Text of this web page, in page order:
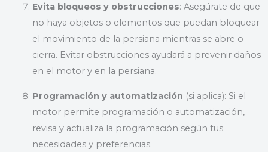
Evita bloqueos y obstrucciones: Asegúrate de que
no haya objetos o elementos que puedan bloquear
el movimiento de la persiana mientras se abre o
cierra. Evitar obstrucciones ayudará a prevenir daños
en el motor y en la persiana.
Programación y automatización (si aplica): Si el
motor permite programación o automatización,
revisa y actualiza la programación según tus
necesidades y preferencias.